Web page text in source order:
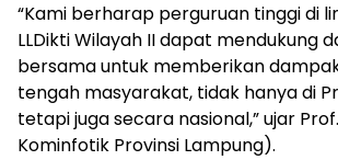
“Kami berharap perguruan tinggi di
LLDikti Wilayah II dapat mendukung
bersama untuk memberikan
tengah masyarakat, tidak hanya di
tetapi juga secara nasional,” ujar
Kominfotik Provinsi Lampung).